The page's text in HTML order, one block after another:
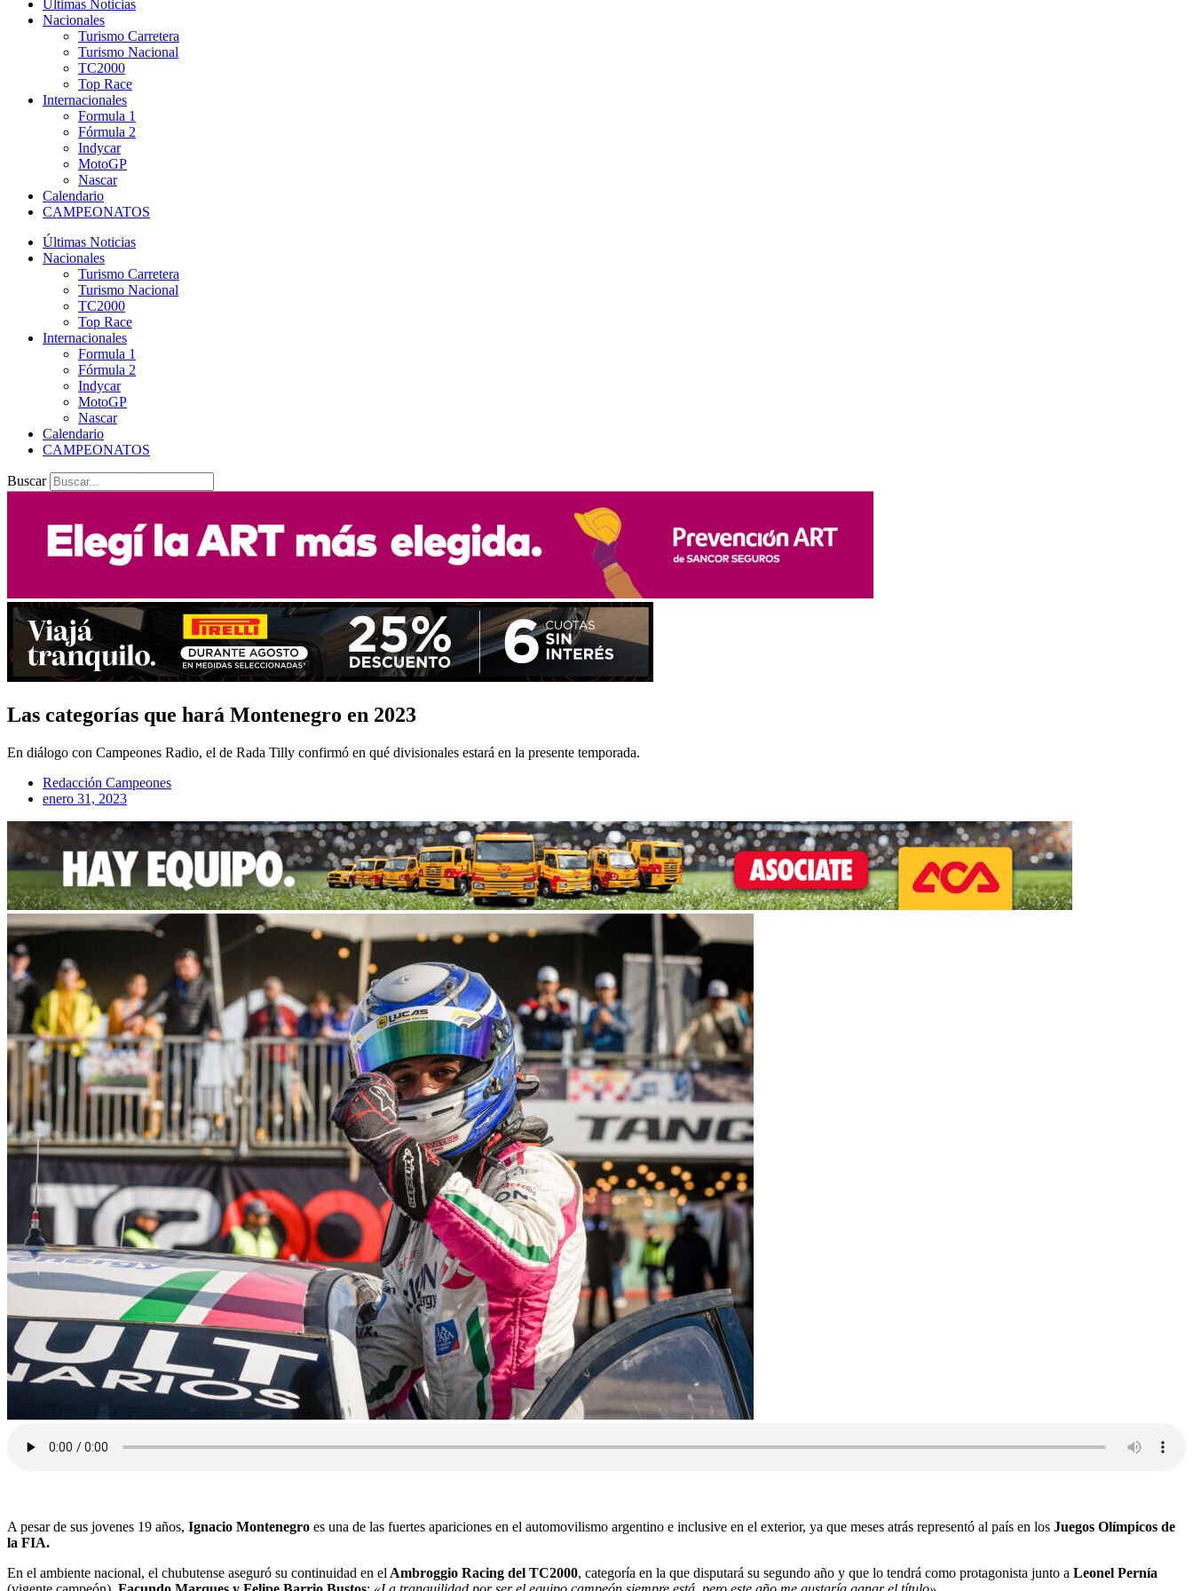
Últimas Noticias
Nacionales
Turismo Carretera
Turismo Nacional
TC2000
Top Race
Internacionales
Formula 1
Fórmula 2
Indycar
MotoGP
Nascar
Calendario
CAMPEONATOS
Últimas Noticias
Nacionales
Turismo Carretera
Turismo Nacional
TC2000
Top Race
Internacionales
Formula 1
Fórmula 2
Indycar
MotoGP
Nascar
Calendario
CAMPEONATOS
Buscar
Las categorías que hará Montenegro en 2023
En diálogo con Campeones Radio, el de Rada Tilly confirmó en qué divisionales estará en la presente temporada.
Redacción Campeones
enero 31, 2023
A pesar de sus jovenes 19 años, Ignacio Montenegro es una de las fuertes apariciones en el automovilismo argentino e inclusive en el exterior, ya que meses atrás representó al país en los Juegos Olímpicos de
la FIA.
En el ambiente nacional, el chubutense aseguró su continuidad en el Ambroggio Racing del TC2000, categoría en la que disputará su segundo año y que lo tendrá como protagonista junto a Leonel Pernía